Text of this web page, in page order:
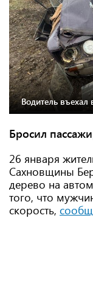
Водитель въехал
Бросил
26 января
Сахновщины
дерево на
того, что
скорость,